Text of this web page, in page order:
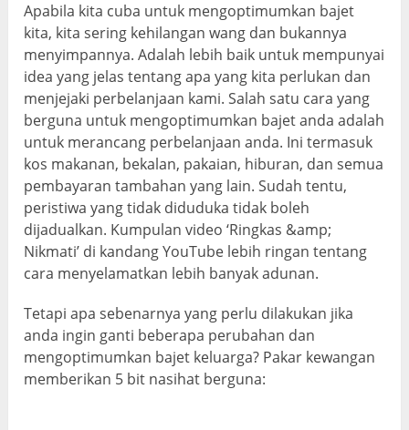
Apabila kita cuba untuk mengoptimumkan bajet
kita, kita sering kehilangan wang dan bukannya
menyimpannya. Adalah lebih baik untuk mempunyai
idea yang jelas tentang apa yang kita perlukan dan
menjejaki perbelanjaan kami. Salah satu cara yang
berguna untuk mengoptimumkan bajet anda adalah
untuk merancang perbelanjaan anda. Ini termasuk
kos makanan, bekalan, pakaian, hiburan, dan semua
pembayaran tambahan yang lain. Sudah tentu,
peristiwa yang tidak diduduka tidak boleh
dijadualkan. Kumpulan video ‘Ringkas &amp;
Nikmati’ di kandang YouTube lebih ringan tentang
cara menyelamatkan lebih banyak adunan.
Tetapi apa sebenarnya yang perlu dilakukan jika
anda ingin ganti beberapa perubahan dan
mengoptimumkan bajet keluarga? Pakar kewangan
memberikan 5 bit nasihat berguna: